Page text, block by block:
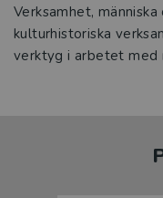
Verksamhet,
kulturhistoriska
verktyg i arbetet med